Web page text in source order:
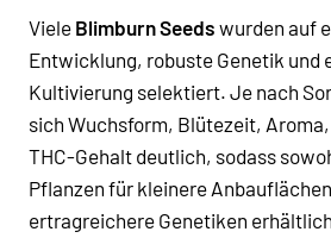
Viele Blimburn Seeds wurden auf
Entwicklung, robuste Genetik und
Kultivierung selektiert. Je nach
sich Wuchsform, Blütezeit,
THC-Gehalt deutlich, sodass
Pflanzen für kleinere
ertragreichere Genetiken